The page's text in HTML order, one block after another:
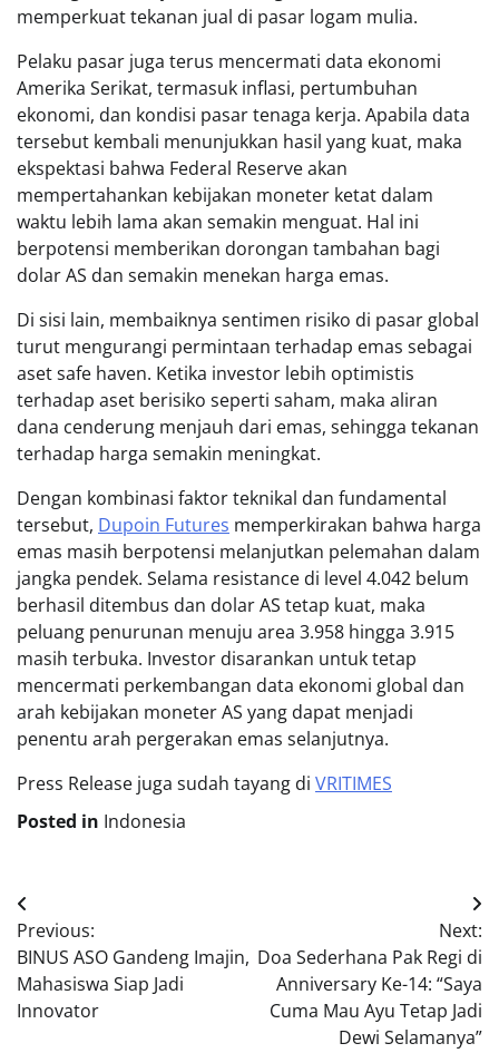
memperkuat tekanan jual di pasar logam mulia.
Pelaku pasar juga terus mencermati data ekonomi
Amerika Serikat, termasuk inflasi, pertumbuhan
ekonomi, dan kondisi pasar tenaga kerja. Apabila data
tersebut kembali menunjukkan hasil yang kuat, maka
ekspektasi bahwa Federal Reserve akan
mempertahankan kebijakan moneter ketat dalam
waktu lebih lama akan semakin menguat. Hal ini
berpotensi memberikan dorongan tambahan bagi
dolar AS dan semakin menekan harga emas.
Di sisi lain, membaiknya sentimen risiko di pasar global
turut mengurangi permintaan terhadap emas sebagai
aset safe haven. Ketika investor lebih optimistis
terhadap aset berisiko seperti saham, maka aliran
dana cenderung menjauh dari emas, sehingga tekanan
terhadap harga semakin meningkat.
Dengan kombinasi faktor teknikal dan fundamental
tersebut, Dupoin Futures memperkirakan bahwa harga
emas masih berpotensi melanjutkan pelemahan dalam
jangka pendek. Selama resistance di level 4.042 belum
berhasil ditembus dan dolar AS tetap kuat, maka
peluang penurunan menuju area 3.958 hingga 3.915
masih terbuka. Investor disarankan untuk tetap
mencermati perkembangan data ekonomi global dan
arah kebijakan moneter AS yang dapat menjadi
penentu arah pergerakan emas selanjutnya.
Press Release juga sudah tayang di VRITIMES
Posted in Indonesia
Post
navigation
Previous:
BINUS ASO Gandeng Imajin,
Mahasiswa Siap Jadi
Innovator
Next:
Doa Sederhana Pak Regi di
Anniversary Ke-14: “Saya
Cuma Mau Ayu Tetap Jadi
Dewi Selamanya”